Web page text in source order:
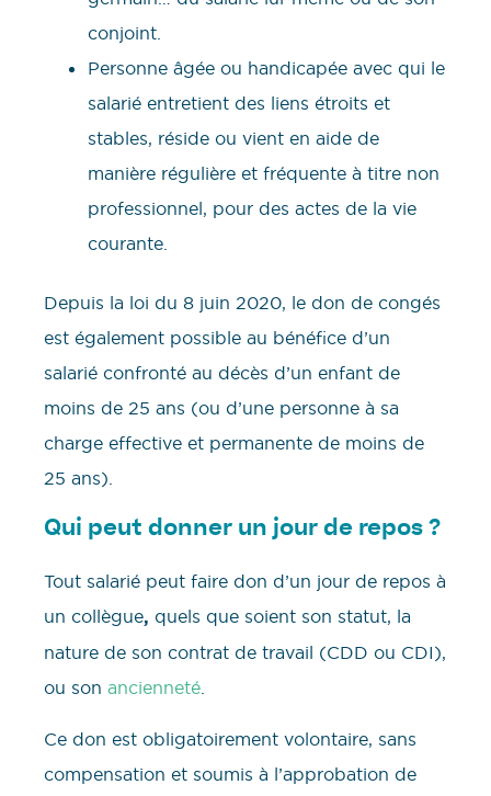
conjoint.
Personne âgée ou handicapée avec qui le
salarié entretient des liens étroits et
stables, réside ou vient en aide de
manière régulière et fréquente à titre non
professionnel, pour des actes de la vie
courante.
Depuis la loi du 8 juin 2020, le don de congés
est également possible au bénéfice d’un
salarié confronté au décès d’un enfant de
moins de 25 ans (ou d’une personne à sa
charge effective et permanente de moins de
25 ans).
Qui peut donner un jour de repos ?
Tout salarié peut faire don d’un jour de repos à
un collègue, quels que soient son statut, la
nature de son contrat de travail (CDD ou CDI),
ou son ancienneté.
Ce don est obligatoirement volontaire, sans
compensation et soumis à l’approbation de